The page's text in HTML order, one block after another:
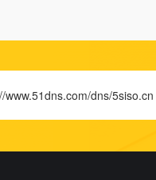
www.51dns.com/dns/5siso.cn